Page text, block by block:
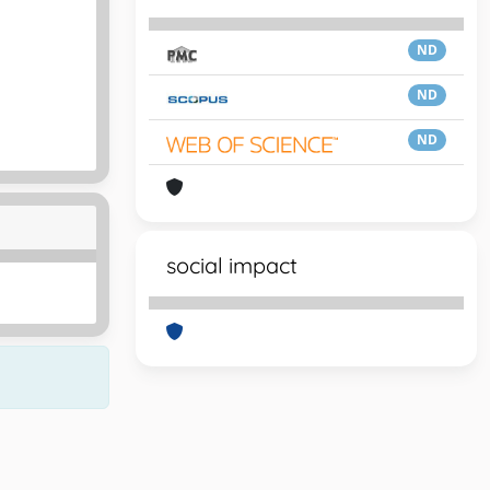
ND
ND
ND
social impact